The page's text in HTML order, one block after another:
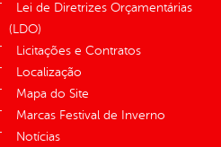
Lei de Diretrizes Orçamentárias
(LDO)
Licitações e Contratos
Localização
Mapa do Site
Marcas Festival de Inverno
Notícias